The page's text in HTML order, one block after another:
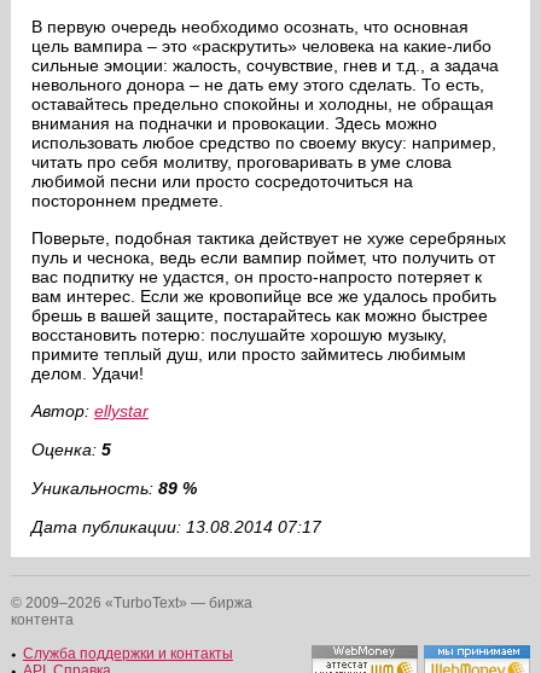
В первую очередь необходимо осознать, что основная
цель вампира – это «раскрутить» человека на какие-либо
сильные эмоции: жалость, сочувствие, гнев и т.д., а задача
невольного донора – не дать ему этого сделать. То есть,
оставайтесь предельно спокойны и холодны, не обращая
внимания на подначки и провокации. Здесь можно
использовать любое средство по своему вкусу: например,
читать про себя молитву, проговаривать в уме слова
любимой песни или просто сосредоточиться на
постороннем предмете.
Поверьте, подобная тактика действует не хуже серебряных
пуль и чеснока, ведь если вампир поймет, что получить от
вас подпитку не удастся, он просто-напросто потеряет к
вам интерес. Если же кровопийце все же удалось пробить
брешь в вашей защите, постарайтесь как можно быстрее
восстановить потерю: послушайте хорошую музыку,
примите теплый душ, или просто займитесь любимым
делом. Удачи!
Автор: ellystar
Оценка: 5
Уникальность: 89 %
Дата публикации: 13.08.2014 07:17
© 2009–2026 «TurboText» — биржа
контента
Служба поддержки и контакты